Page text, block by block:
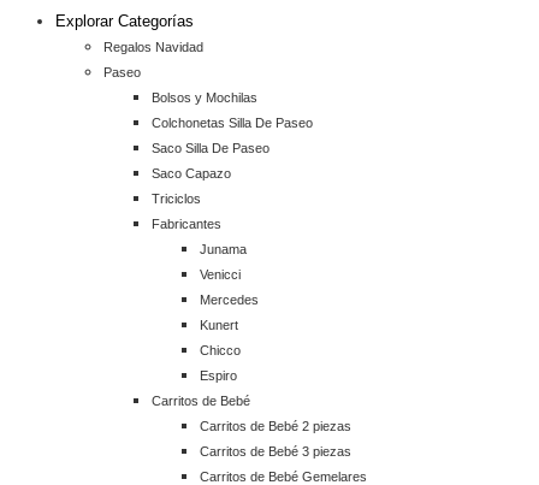
Explorar Categorías
Regalos Navidad
Paseo
Bolsos y Mochilas
Colchonetas Silla De Paseo
Saco Silla De Paseo
Saco Capazo
Triciclos
Fabricantes
Junama
Venicci
Mercedes
Kunert
Chicco
Espiro
Carritos de Bebé
Carritos de Bebé 2 piezas
Carritos de Bebé 3 piezas
Carritos de Bebé Gemelares